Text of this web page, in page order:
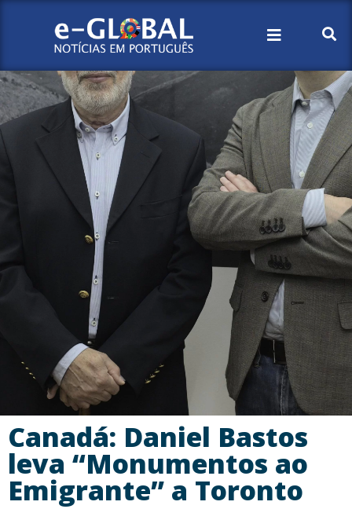
Canadá: Daniel Bastos
leva “Monumentos ao
Emigrante” a Toronto